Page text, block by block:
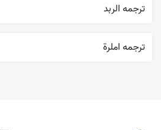
ترجمه الربد
ترجمه املرة